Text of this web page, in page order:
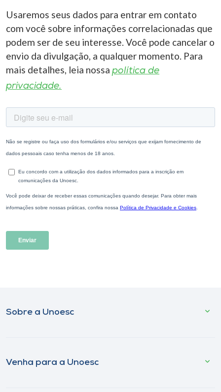
Usaremos seus dados para entrar em contato
com você sobre informações correlacionadas que
podem ser de seu interesse. Você pode cancelar o
envio da divulgação, a qualquer momento. Para
mais detalhes, leia nossa política de
privacidade.
Sobre a Unoesc
Venha para a Unoesc